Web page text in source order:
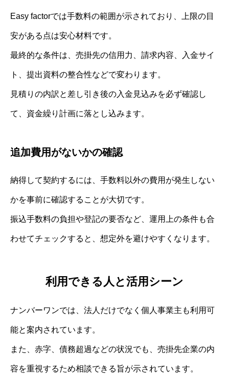
Easy factorでは手数料の範囲が示されており、上限の目
安がある点は安心材料です。
最終的な条件は、売掛先の信用力、請求内容、入金サイ
ト、提出資料の整合性などで変わります。
見積りの内訳と差し引き後の入金見込みを必ず確認し
て、資金繰り計画に落とし込みます。
追加費用がないかの確認
納得して契約するには、手数料以外の費用が発生しない
かを事前に確認することが大切です。
振込手数料の負担や登記の要否など、運用上の条件も合
わせてチェックすると、想定外を避けやすくなります。
利用できる人と活用シーン
ナンバーワンでは、法人だけでなく個人事業主も利用可
能と案内されています。
また、赤字、債務超過などの状況でも、売掛先企業の内
容を重視するため相談できる旨が示されています。